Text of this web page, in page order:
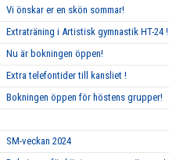
Vi önskar er en skön sommar!
Extraträning i Artistisk gymnastik HT-24 !
Nu är bokningen öppen!
Extra telefontider till kansliet !
Bokningen öppen för höstens grupper!
SM-veckan 2024